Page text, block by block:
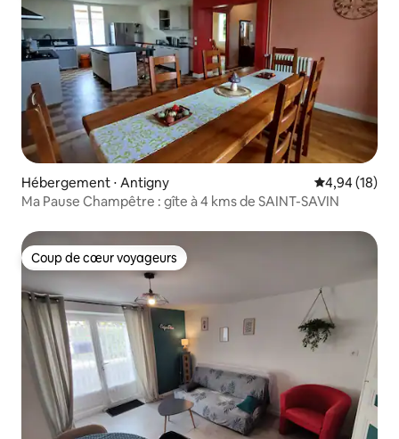
Hébergement ⋅ Antigny Évaluation
4,94 (18)
Ma Pause Champêtre : gîte à 4 kms de SAINT-SAVIN
Coup de cœur voyageurs
Coup de cœur voyageurs